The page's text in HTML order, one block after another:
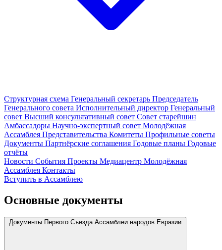
Структурная схема Генеральный секретарь Председатель
Генерального совета Исполнительный директор Генеральный
совет Высший консультативный совет Совет старейшин
Амбассадоры Научно-экспертный совет Молодёжная
Ассамблея Представительства Комитеты Профильные советы
Документы Партнёрские соглашения Годовые планы Годовые
отчёты
Новости События Проекты Медиацентр Молодёжная
Ассамблея Контакты
Вступить в Ассамблею
Основные документы
Документы Первого Съезда Ассамблеи народов Евразии